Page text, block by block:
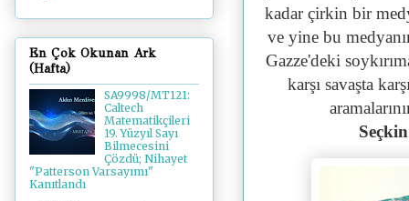
kadar çirkin bir
ve yine bu
Gazze'deki
karşı savaşta
En Çok Okunan Ark
(Hafta)
SA9998/MT121:
Caltech
Matematikçileri
19. Yüzyıl Sayı
Bilmecesini
Çözdü; Nihayet
"Patterson Varsayımı"
Kanıtlandı